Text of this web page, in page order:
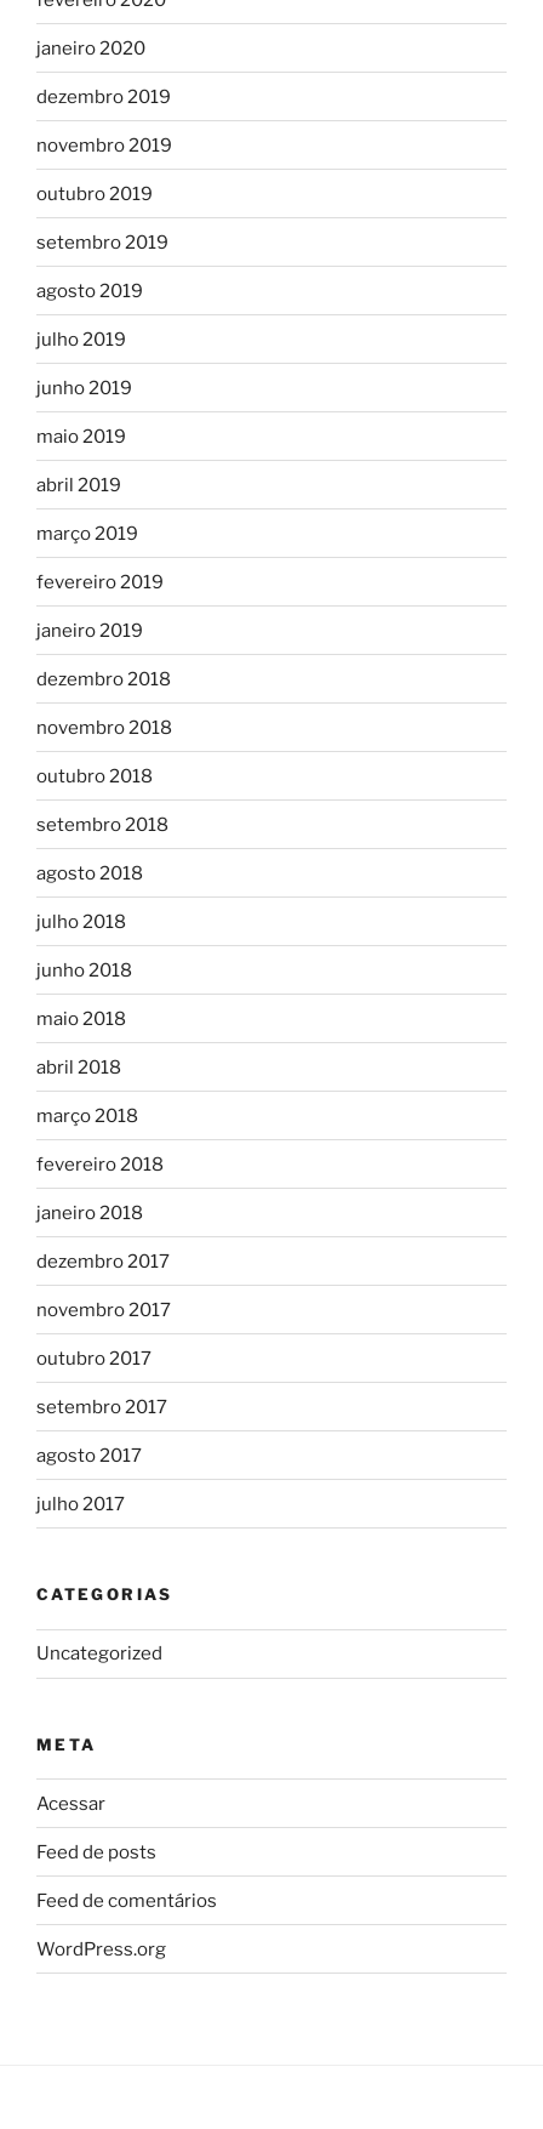
janeiro 2020
dezembro 2019
novembro 2019
outubro 2019
setembro 2019
agosto 2019
julho 2019
junho 2019
maio 2019
abril 2019
março 2019
fevereiro 2019
janeiro 2019
dezembro 2018
novembro 2018
outubro 2018
setembro 2018
agosto 2018
julho 2018
junho 2018
maio 2018
abril 2018
março 2018
fevereiro 2018
janeiro 2018
dezembro 2017
novembro 2017
outubro 2017
setembro 2017
agosto 2017
julho 2017
CATEGORIAS
Uncategorized
META
Acessar
Feed de posts
Feed de comentários
WordPress.org